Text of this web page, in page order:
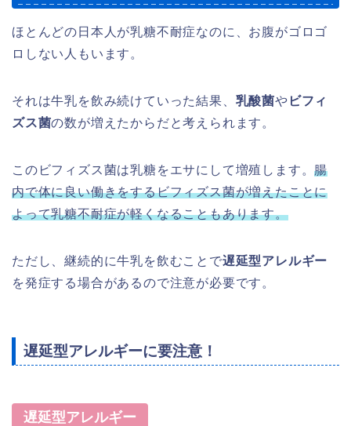
ほとんどの日本人が乳糖不耐症なのに、お腹がゴロゴ
ロしない人もいます。
それは牛乳を飲み続けていった結果、 乳酸菌や ビフィ
ズス菌の数が増えたからだと考えられます。
このビフィズス菌は乳糖をエサにして増殖します。腸
内で体に良い働きをするビフィズス菌が増えたことに
よって乳糖不耐症が軽くなることもあります。
ただし、継続的に牛乳を飲むことで遅延型アレルギー
を発症する場合があるので注意が必要です。
遅延型アレルギーに要注意！
遅延型アレルギー